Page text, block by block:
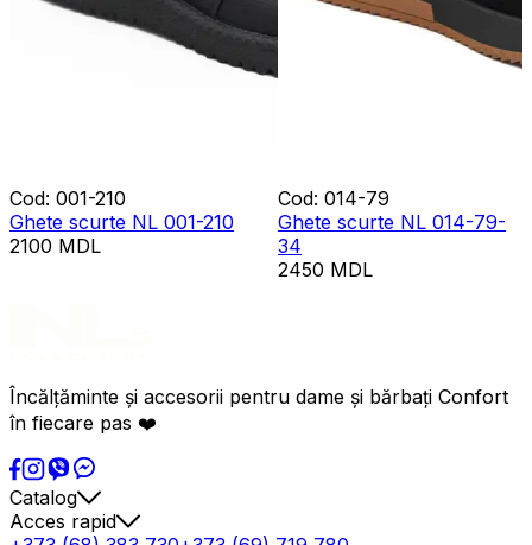
Cod: 001-210
Ghete scurte NL 001-210
2100 MDL
Cod: 014-79
Ghete scurte NL 014-79-
34
2450 MDL
Încălțăminte și accesorii pentru dame și bărbați Confort
în fiecare pas ❤️
Catalog
Acces rapid